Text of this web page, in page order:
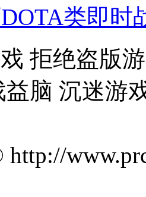
类即时
拒绝盗版
益脑 沉迷游